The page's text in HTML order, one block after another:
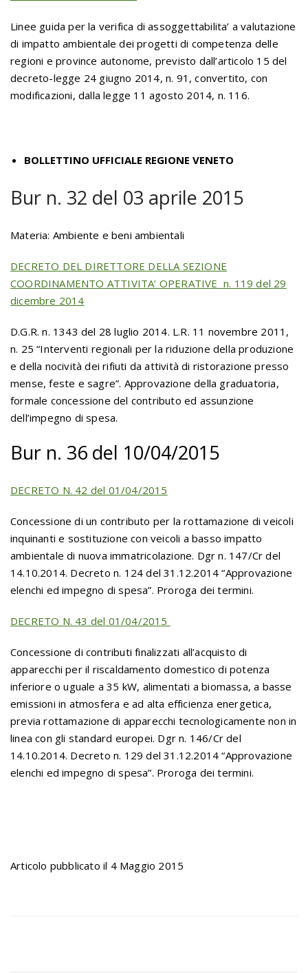
Linee guida per la verifica di assoggettabilita’ a valutazione
di impatto ambientale dei progetti di competenza delle
regioni e province autonome, previsto dall’articolo 15 del
decreto-legge 24 giugno 2014, n. 91, convertito, con
modificazioni, dalla legge 11 agosto 2014, n. 116.
BOLLETTINO UFFICIALE REGIONE VENETO
Bur n. 32 del 03 aprile 2015
Materia: Ambiente e beni ambientali
DECRETO DEL DIRETTORE DELLA SEZIONE
COORDINAMENTO ATTIVITA’ OPERATIVE n. 119 del 29
dicembre 2014
D.G.R. n. 1343 del 28 luglio 2014. L.R. 11 novembre 2011,
n. 25 “Interventi regionali per la riduzione della produzione
e della nocività dei rifiuti da attività di ristorazione presso
mense, feste e sagre”. Approvazione della graduatoria,
formale concessione del contributo ed assunzione
dell’impegno di spesa.
Bur n. 36 del 10/04/2015
DECRETO N. 42 del 01/04/2015
Concessione di un contributo per la rottamazione di veicoli
inquinanti e sostituzione con veicoli a basso impatto
ambientale di nuova immatricolazione. Dgr n. 147/Cr del
14.10.2014. Decreto n. 124 del 31.12.2014 “Approvazione
elenchi ed impegno di spesa”. Proroga dei termini.
DECRETO N. 43 del 01/04/2015
Concessione di contributi finalizzati all’acquisto di
apparecchi per il riscaldamento domestico di potenza
inferiore o uguale a 35 kW, alimentati a biomassa, a basse
emissioni in atmosfera e ad alta efficienza energetica,
previa rottamazione di apparecchi tecnologicamente non in
linea con gli standard europei. Dgr n. 146/Cr del
14.10.2014. Decreto n. 129 del 31.12.2014 “Approvazione
elenchi ed impegno di spesa”. Proroga dei termini.
Articolo pubblicato il 4 Maggio 2015